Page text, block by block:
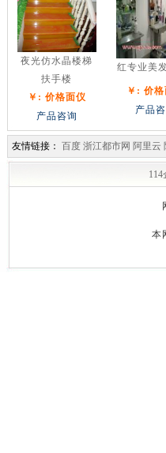
夜光仿水晶楼梯
扶手楼
￥: 价格面仪
产品咨询
红专业美
￥: 价
产品
友情链接： 百度 浙江都市网 阿里云
114
本